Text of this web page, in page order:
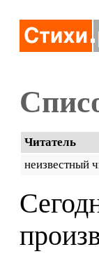
Читатель
неизвестный